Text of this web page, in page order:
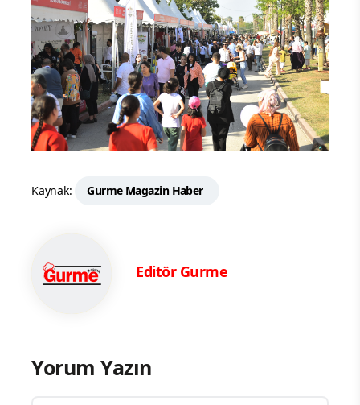
Kaynak: Gurme Magazin Haber
Editör Gurme
Yorum Yazın